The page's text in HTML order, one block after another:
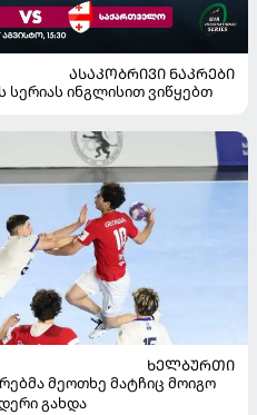
ᲐᲡᲐᲙᲝᲑᲠᲘᲕᲘ ᲜᲐᲙᲠᲔᲑᲘ
სერიას ინგლისით ვიწყებთ
ᲮᲔᲚᲑᲣᲠᲗᲘ
მეოთხე მატჩიც მოიგო
გახდა